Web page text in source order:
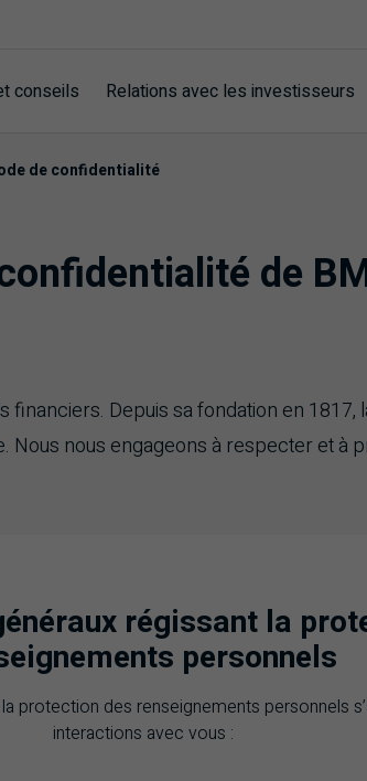
conseils Relations avec les investisseurs
de confidentialité
de
Depuis sa fondation en
nous engageons à respecter et à
régissant la
personnels
protection des renseignements personnels
interactions avec vous :